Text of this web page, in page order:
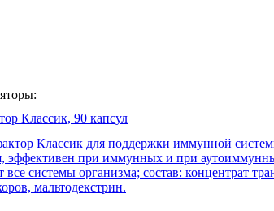
Классик, 90 капсул